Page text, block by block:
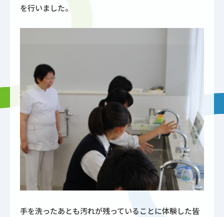
を行いました。
手を洗ったあとも汚れが残っていることに体験した皆